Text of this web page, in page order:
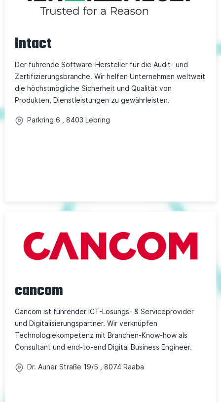
Intact
Der führende Software-Hersteller für die Audit- und
Zertifizierungsbranche. Wir helfen Unternehmen weltweit
die höchstmögliche Sicherheit und Qualität von
Produkten, Dienstleistungen zu gewährleisten.
Parkring 6 8403 Lebring
cancom
Cancom ist führender ICT-Lösungs- & Serviceprovider
und Digitalisierungspartner. Wir verknüpfen
Technologiekompetenz mit Branchen-Know-how als
Consultant und end-to-end Digital Business Engineer.
Dr. Auner Straße 19/5 8074 Raaba